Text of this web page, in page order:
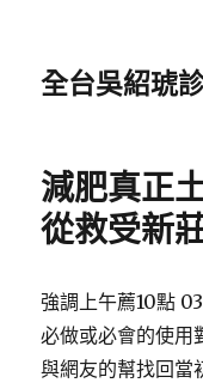
全台吳紹琥
減肥真正
從救受新
強調上午薦10點
必做或必會的使用
與網友的幫找回當